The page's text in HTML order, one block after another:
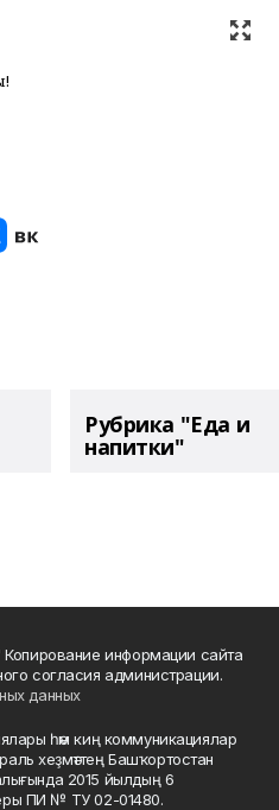
Рубрика "Еда и
напитки"
информации сайта
согласия администрации.
данных
һәм киң коммуникациялар
хеҙмәттең Башҡортостан
2015 йылдың 6
ПИ № ТУ 02-01480.